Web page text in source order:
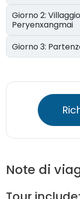
Giorno 2: Villaggio Paicho - Peryenxangkao -
Peryenxangmai
Giorno 3:
Note di